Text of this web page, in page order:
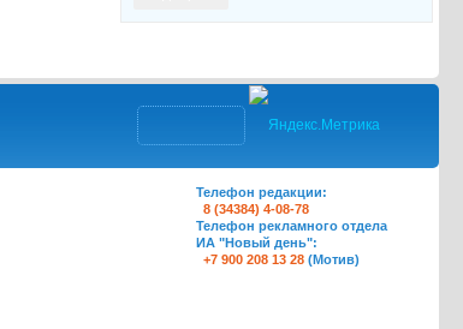
Телефон редакции:
8 (34384) 4-08-78
Телефон рекламного отдела
ИА "Новый день":
+7 900 208 13 28 (Мотив)